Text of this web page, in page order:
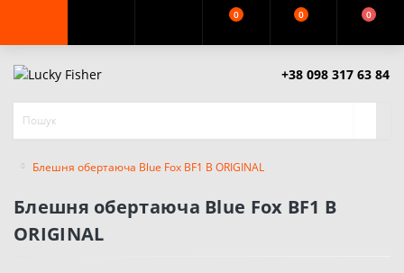
0 0 0
+38 098 317 63 84
Блешня обертаюча Blue Fox BF1 B ORIGINAL
Блешня обертаюча Blue Fox BF1 B
ORIGINAL